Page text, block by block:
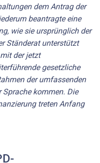
dem Antrag der
beantragte eine
wie sie ursprünglich der
Ständerat unterstützt
der jetzt
gesetzliche
der umfassenden
Sprache kommen. Die
treten Anfang